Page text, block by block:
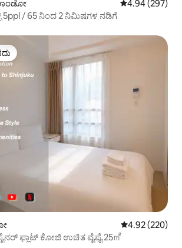
5 ರಲ್ಲಿ 4.94
4.94 (297)
5ppl / 65 ನಿಂದ 2 ನಿಮಿಷಗಳ ನಡಿಗೆ
5 ರಲ್ಲಿ 4.92
4.92 (220)
ಫ್ಲಾಟ್ ಕೋಜಿ ಉಚಿತ ವೈಫೈ 25㎡